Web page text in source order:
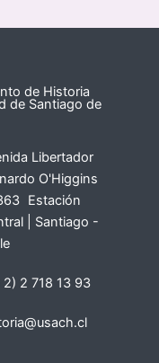
de Historia
de Santiago de
Libertador
O'Higgins
Estación
| Santiago -
2) 2 718 13 93